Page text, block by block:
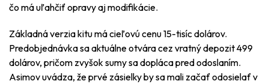
čo má uľahčiť opravy aj modifikácie.
Základná verzia kitu má cieľovú cenu 15-tisíc dolárov.
Predobjednávka sa aktuálne otvára cez vratný depozit 499
dolárov, pričom zvyšok sumy sa dopláca pred odoslaním.
Asimov uvádza, že prvé zásielky by sa mali začať odosielať v